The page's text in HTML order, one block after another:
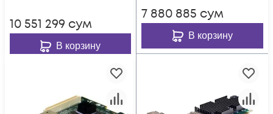
10 551 299 сум
В корзину
7 880 885 сум
В корзину